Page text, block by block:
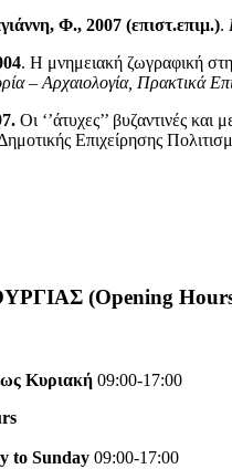
Φ., 2007 (επιστ.επιμ.).
. Η μνημειακή ζωγραφική
– Αρχαιολογία, Πρακτικά
Οι ‘’άτυχες’’ βυζαντινές
Επιχείρησης
(Opening
Κυριακή 09:00-17:00
to Sunday 09:00-17:00